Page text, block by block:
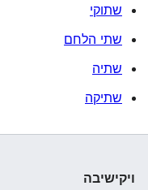
שתוקי
שתי הלחם
שתיה
שתיקה
ויקישיבה